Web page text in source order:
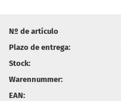
Nº de artículo
Plazo de entrega:
Stock:
Warennummer:
EAN: